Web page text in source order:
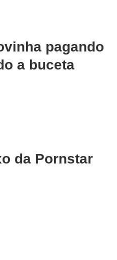
pagando
a buceta
da Pornstar